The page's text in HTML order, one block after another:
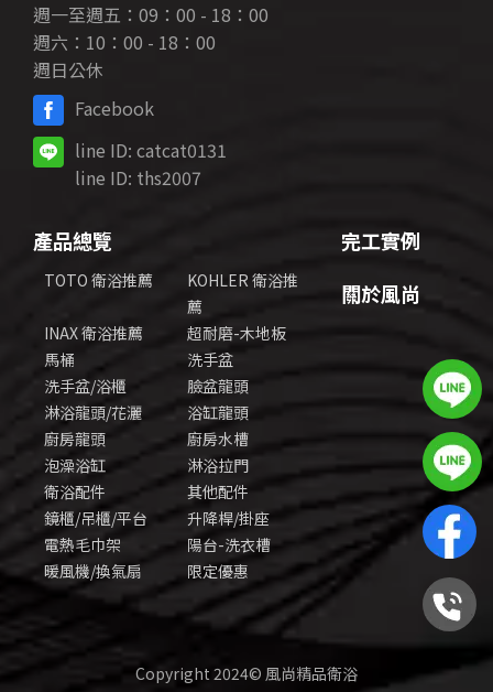
週一至週五：09：00 - 18：00
週六：10：00 - 18：00
週日公休
Facebook
line ID: catcat0131
line ID: ths2007
產品總覽
TOTO 衛浴推薦
KOHLER 衛浴推
薦
INAX 衛浴推薦
超耐磨-木地板
馬桶
洗手盆
洗手盆/浴櫃
臉盆龍頭
淋浴龍頭/花灑
浴缸龍頭
廚房龍頭
廚房水槽
泡澡浴缸
淋浴拉門
衛浴配件
其他配件
鏡櫃/吊櫃/平台
升降桿/掛座
電熱毛巾架
陽台-洗衣槽
暖風機/換氣扇
限定優惠
完工實例
關於風尚
Copyright 2024© 風尚精品衛浴